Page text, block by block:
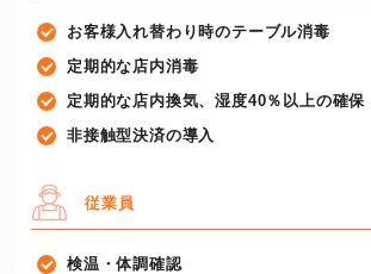
お客様入れ替わり時のテーブル消毒
定期的な店内消毒
定期的な店内換気、湿度40％以上の確保
非接触型決済の導入
従業員
検温・体調確認